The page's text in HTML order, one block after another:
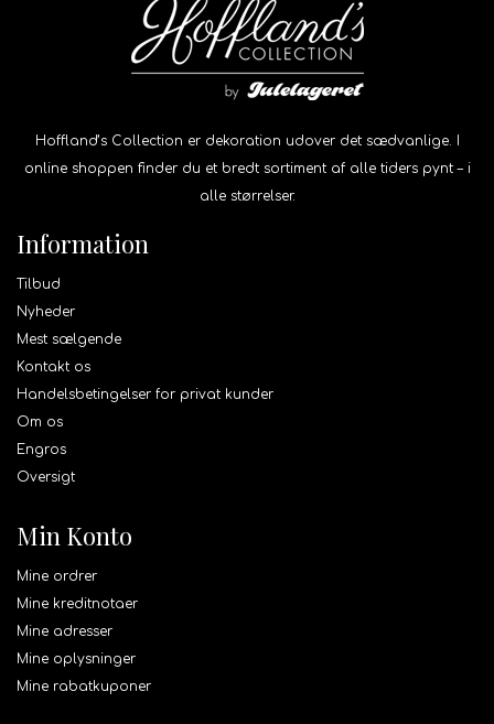
Hoffland’s Collection er dekoration udover det sædvanlige. I
online shoppen finder du et bredt sortiment af alle tiders pynt – i
alle størrelser.
Information
Tilbud
Nyheder
Mest sælgende
Kontakt os
Handelsbetingelser for privat kunder
Om os
Engros
Oversigt
Min Konto
Mine ordrer
Mine kreditnotaer
Mine adresser
Mine oplysninger
Mine rabatkuponer